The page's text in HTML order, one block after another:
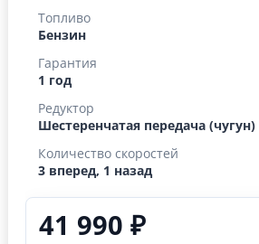
Топливо
Бензин
Гарантия
1 год
Редуктор
Шестеренчатая передача (чугун)
Количество скоростей
3 вперед, 1 назад
41 990 ₽